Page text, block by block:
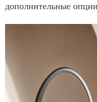
дополнительные